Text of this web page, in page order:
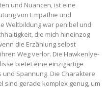
und Nuancen, ist eine
von Empathie und
Weltbildung war penibel und
die mich hineinzog
die Erzählung selbst
Weg verlor. Die Hawkenlye-
bietet eine einzigartige
Spannung. Die Charaktere
sind gerade komplex genug, um